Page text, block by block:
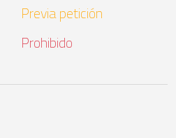
Previa petición
Prohibido